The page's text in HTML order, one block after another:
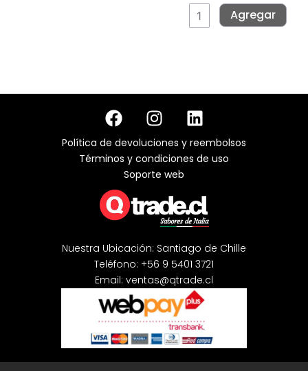
Aceto
Agregar
F
a
c
e
o
o
I
n
s
t
a
r
a
m
L
i
n
k
d
i
n
Política de devoluciones y reembolsos
Términos y condiciones de uso
Soporte web
Nuestra Ubicación: Santiago de Chille
Teléfono: +56 9 5401 3721
Email: ventas@qtrade.cl